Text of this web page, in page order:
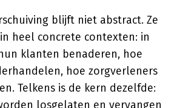
blijft niet abstract. Ze
heel concrete contexten: in
klanten benaderen, hoe
hoe zorgverleners
Telkens is de kern dezelfde:
losgelaten en vervangen